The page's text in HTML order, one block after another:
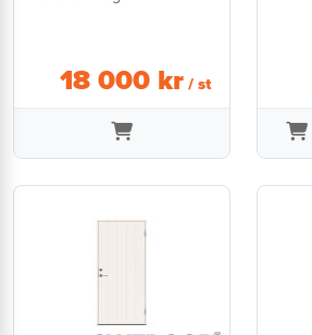
18 000 kr / st